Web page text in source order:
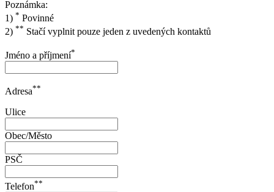
Poznámka:
1) * Povinné
2) ** Stačí vyplnit pouze jeden z uvedených kontaktů
Jméno a příjmení*
Adresa**
Ulice
Obec/Město
PSČ
Telefon**